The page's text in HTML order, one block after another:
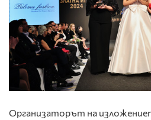
Организаторът на